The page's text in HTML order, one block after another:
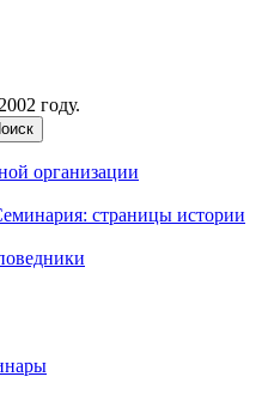
году.
организации
страницы истории